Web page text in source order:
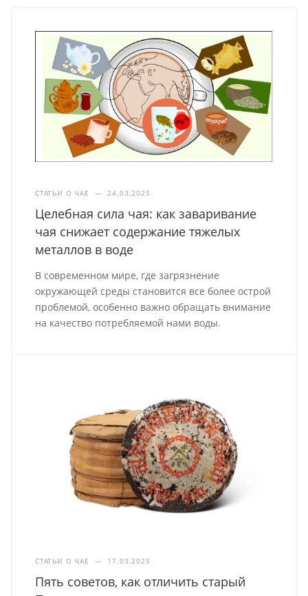
СТАТЬИ О ЧАЕ — 24.03.2025
Целебная сила чая: как заваривание
чая снижает содержание тяжелых
металлов в воде
В современном мире, где загрязнение
окружающей среды становится все более острой
проблемой, особенно важно обращать внимание
на качество потребляемой нами воды.
СТАТЬИ О ЧАЕ — 17.03.2025
Пять советов, как отличить старый